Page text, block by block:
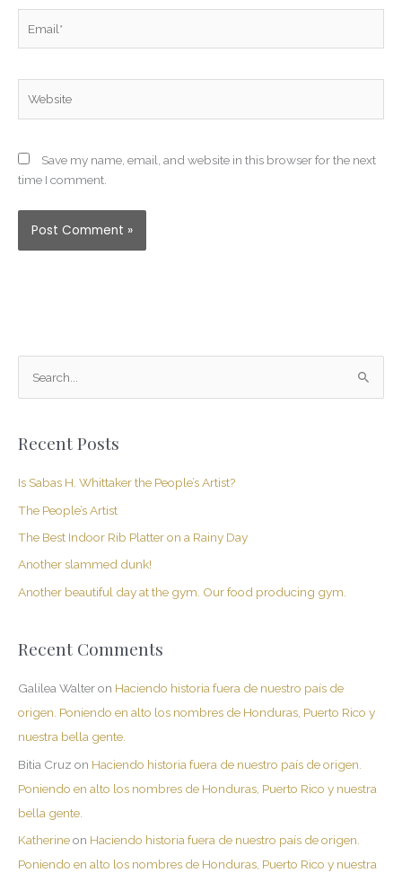
Save my name, email, and website in this browser for the next
time I comment.
r
c
:
Recent Posts
Is Sabas H. Whittaker the People’s Artist?
The People’s Artist
The Best Indoor Rib Platter on a Rainy Day
Another slammed dunk!
Another beautiful day at the gym. Our food producing gym.
Recent Comments
Galilea Walteron Haciendo historia fuera de nuestro país de
origen. Poniendo en alto los nombres de Honduras, Puerto Rico y
nuestra bella gente.
Bitia Cruz on Haciendo historia fuera de nuestro país de origen.
Poniendo en alto los nombres de Honduras, Puerto Rico y nuestra
bella gente.
Katherineon Haciendo historia fuera de nuestro país de origen.
Poniendo en alto los nombres de Honduras, Puerto Rico y nuestra